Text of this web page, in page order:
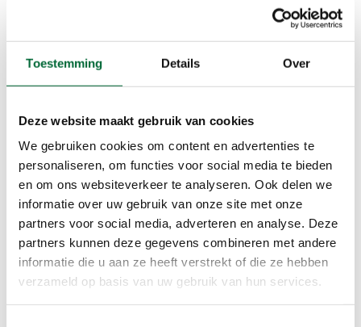
Toestemming Details Over
Deze website maakt gebruik van cookies
We gebruiken cookies om content en advertenties te
personaliseren, om functies voor social media te bieden
en om ons websiteverkeer te analyseren. Ook delen we
informatie over uw gebruik van onze site met onze
partners voor social media, adverteren en analyse. Deze
partners kunnen deze gegevens combineren met andere
informatie die u aan ze heeft verstrekt of die ze hebben
verzameld op basis van uw gebruik van hun services.
Beloningen
Stempel
Extra informatie
Herfstwandeling
Afstanden
5 – 10 – 15 en 25 kilometer
Starttijden
25 kilometer van 08.00 uur tot 11.00 uur